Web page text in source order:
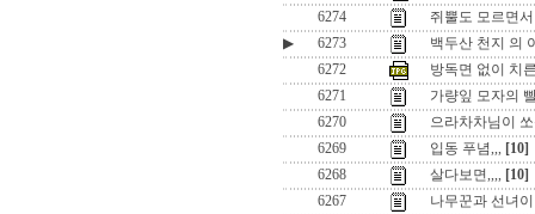
6274
쥐뿔도 모르면서
▶
6273
백두산 천지 의
6272
방독면 없이 치
6271
가량잎 모자의
6270
으라차차님이
6269
입동 푸념,,, [10]
6268
살다보면,,,, [10]
6267
나무꾼과 선녀